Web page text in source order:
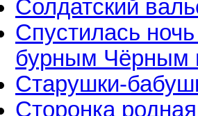
Солдатский
Спустилась
бурным Чёрным
Старушки-
Сторонка родная